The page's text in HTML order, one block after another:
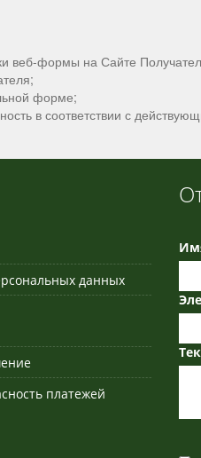
веб-формы на Сайте
форме;
в соответствии с
данных
платежей